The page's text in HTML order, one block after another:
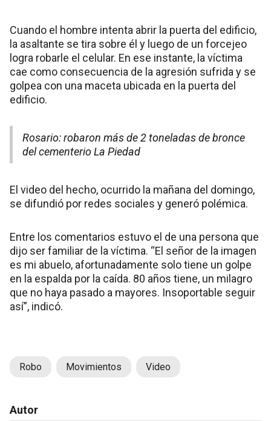
Cuando el hombre intenta abrir la puerta del edificio,
la asaltante se tira sobre él y luego de un forcejeo
logra robarle el celular. En ese instante, la víctima
cae como consecuencia de la agresión sufrida y se
golpea con una maceta ubicada en la puerta del
edificio.
Rosario: robaron más de 2 toneladas de bronce
del cementerio La Piedad
El video del hecho, ocurrido la mañana del domingo,
se difundió por redes sociales y generó polémica.
Entre los comentarios estuvo el de una persona que
dijo ser familiar de la víctima. “El señor de la imagen
es mi abuelo, afortunadamente solo tiene un golpe
en la espalda por la caída. 80 años tiene, un milagro
que no haya pasado a mayores. Insoportable seguir
así”, indicó.
Robo Movimientos Video
Autor